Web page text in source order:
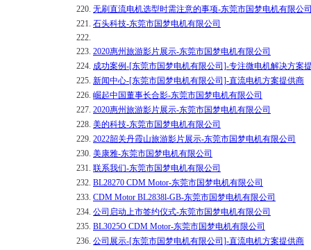
220. 无刷直流电机选型时需注意的事项-东莞市国梦电机有限公
221. 石头科技-东莞市国梦电机有限公司
222.
223. 2020惠州旅游影片展示-东莞市国梦电机有限公司
224. 成功案例-[东莞市国梦电机有限公司]-专注微电机解决方案
225. 新闻中心-[东莞市国梦电机有限公司]-直流电机方案提供商
226. 崛起中国董事长合影-东莞市国梦电机有限公司
227. 2020惠州旅游影片展示-东莞市国梦电机有限公司
228. 美的科技-东莞市国梦电机有限公司
229. 2022韶关丹霞山旅游影片展示-东莞市国梦电机有限公司
230. 美康雅-东莞市国梦电机有限公司
231. 联系我们-东莞市国梦电机有限公司
232. BL28270 CDM Motor-东莞市国梦电机有限公司
233. CDM Motor BL2838l-GB-东莞市国梦电机有限公司
234. 公司启动上市签约仪式-东莞市国梦电机有限公司
235. BL3025O CDM Motor-东莞市国梦电机有限公司
236. 公司展示-[东莞市国梦电机有限公司]-直流电机方案提供商